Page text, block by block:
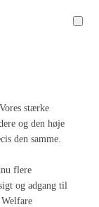
stærke
og den høje
den samme.
flere
og adgang til